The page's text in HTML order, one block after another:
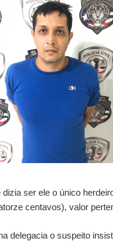
dizia ser ele o único
centavos), valor
delegacia o suspeito